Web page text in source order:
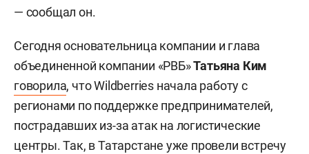
— сообщал он.
Сегодня основательница компании и глава
объединенной компании «РВБ»Татьяна Ким
говорила, что Wildberries начала работу с
регионами по поддержке предпринимателей,
пострадавших из-за атак на логистические
центры. Так, в Татарстане уже провели встречу